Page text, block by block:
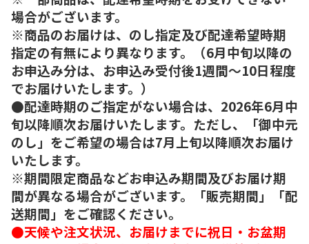
場合がございます。
※商品のお届けは、のし指定及び配達希望時期
指定の有無により異なります。（6月中旬以降の
お申込み分は、お申込み受付後1週間～10日程度
でお届けいたします。）
●配達時期のご指定がない場合は、2026年6月中
旬以降順次お届けいたします。ただし、「御中元
のし」をご希望の場合は7月上旬以降順次お届け
いたします。
※期間限定商品などお申込み期間及びお届け期
間が異なる場合がございます。「販売期間」「配
送期間」をご確認ください。
●天候や注文状況、お届けまでに祝日・お盆期